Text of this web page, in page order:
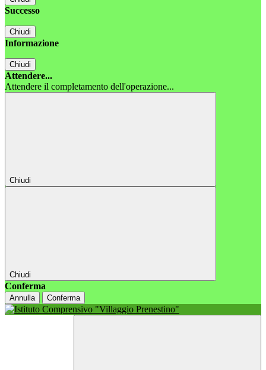
Successo
Chiudi
Informazione
Chiudi
Attendere...
Attendere il completamento dell'operazione...
Chiudi
Chiudi
Conferma
Annulla Conferma